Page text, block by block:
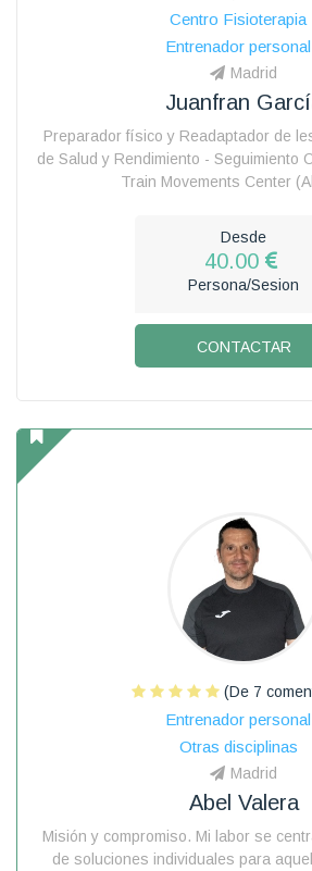
Centro Fisioterapia
Entrenador personal
Madrid
Juanfran
Preparador físico y Readaptador de
de Salud y Rendimiento - Seguimiento
Train Movements Center
Desde
40.00
Persona/Sesion
CONTACTAR
(De 7
Entrenador personal
Otras disciplinas
Madrid
Abel Valera
Misión y compromiso. Mi labor se
de soluciones individuales para